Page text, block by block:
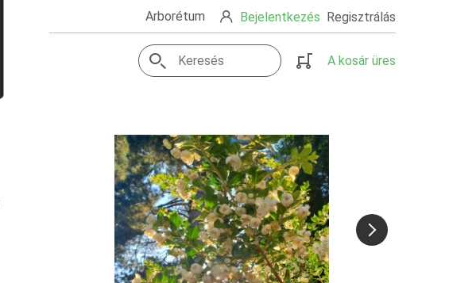
Arborétum Bejelentkezés Regisztrálás
A kosár üres